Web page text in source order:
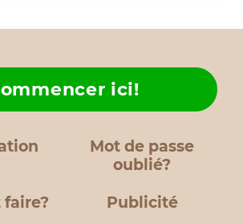
Mot de passe
oublié?
ici!
Publicité